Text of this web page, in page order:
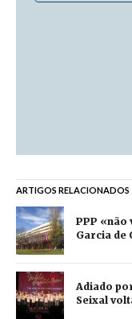
ARTIGOS RELACIONADOS
PPP
Garcia de
Adiado
Seixal